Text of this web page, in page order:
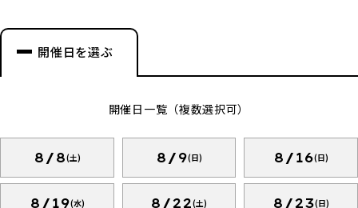
開催日を選ぶ
開催日一覧（複数選択可）
8/8(土) 8/9(日) 8/16(日)
8/19(水) 8/22(土) 8/23(日)